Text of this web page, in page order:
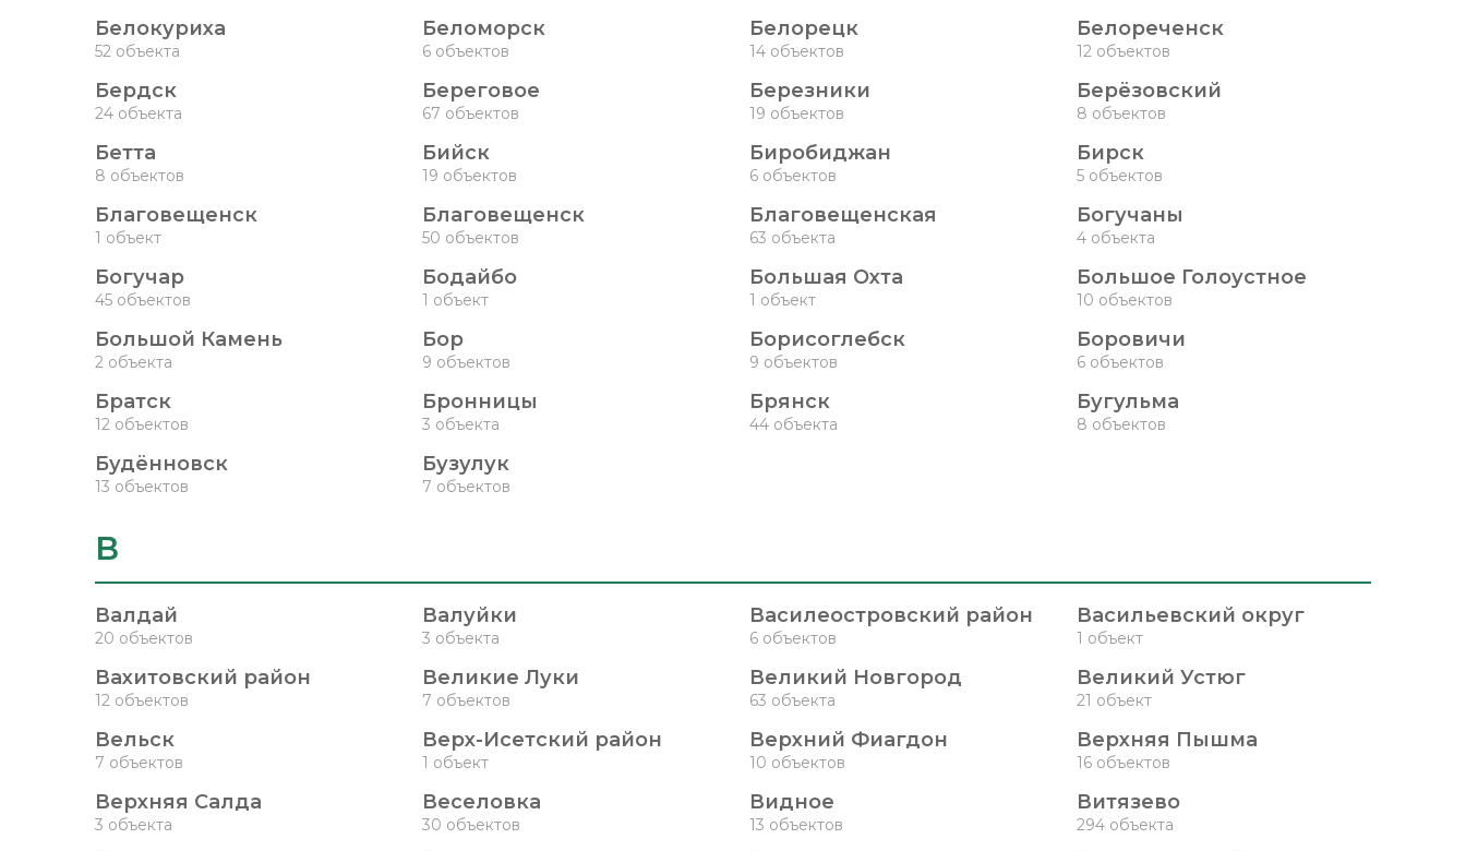
Белокуриха
52 объекта
Беломорск
6 объектов
Белорецк
14 объектов
Белореченск
12 объектов
Бердск
24 объекта
Береговое
67 объектов
Березники
19 объектов
Берёзовский
8 объектов
Бетта
8 объектов
Бийск
19 объектов
Биробиджан
6 объектов
Бирск
5 объектов
Благовещенск
1 объект
Благовещенск
50 объектов
Благовещенская
63 объекта
Богучаны
4 объекта
Богучар
45 объектов
Бодайбо
1 объект
Большая Охта
1 объект
Большое Голоустное
10 объектов
Большой Камень
2 объекта
Бор
9 объектов
Борисоглебск
9 объектов
Боровичи
6 объектов
Братск
12 объектов
Бронницы
3 объекта
Брянск
44 объекта
Бугульма
8 объектов
Будённовск
13 объектов
Бузулук
7 объектов
В
Валдай
20 объектов
Валуйки
3 объекта
Василеостровский район
6 объектов
Васильевский округ
1 объект
Вахитовский район
12 объектов
Великие Луки
7 объектов
Великий Новгород
63 объекта
Великий Устюг
21 объект
Вельск
7 объектов
Верх-Исетский район
1 объект
Верхний Фиагдон
10 объектов
Верхняя Пышма
16 объектов
Верхняя Салда
3 объекта
Веселовка
30 объектов
Видное
13 объектов
Витязево
294 объекта